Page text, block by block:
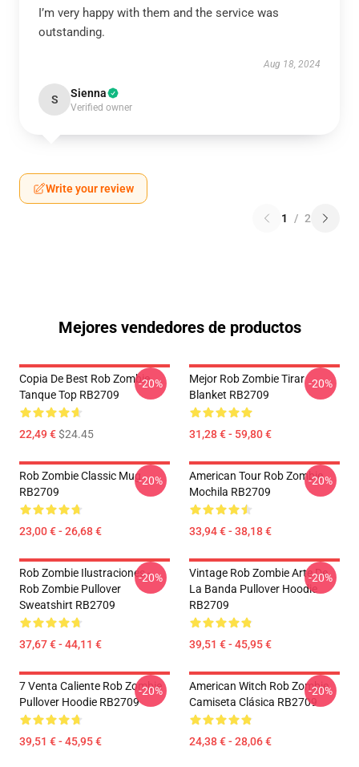
I’m very happy with them and the service was
outstanding.
Aug 18, 2024
S Sienna
Verified owner
Write your review
1 / 2
Mejores vendedores de productos
Copia De Best Rob Zombie
Tanque Top RB2709
22,49 €$24.45
-20%
Mejor Rob Zombie Tirar
Blanket RB2709
31,28 € - 59,80 €
-20%
Rob Zombie Classic Mug
RB2709
23,00 € - 26,68 €
-20%
American Tour Rob Zombie
Mochila RB2709
33,94 € - 38,18 €
-20%
Rob Zombie Ilustraciones -
Rob Zombie Pullover
Sweatshirt RB2709
37,67 € - 44,11 €
-20%
Vintage Rob Zombie Arte De
La Banda Pullover Hoodie
RB2709
39,51 € - 45,95 €
-20%
7 Venta Caliente Rob Zombie
Pullover Hoodie RB2709
39,51 € - 45,95 €
-20%
American Witch Rob Zombie
Camiseta Clásica RB2709
24,38 € - 28,06 €
-20%